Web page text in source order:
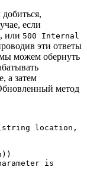
если
или 500 Internal
эти ответы
можем обернуть
а затем
метод
location,